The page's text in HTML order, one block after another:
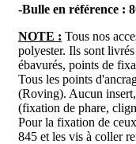
-Bulle en référence :
NOTE : Tous nos
polyester. Ils sont
ébavurés, points de
Tous les points
(Roving). Aucun
(fixation de phare,
Pour la fixation de
845 et les vis à coller